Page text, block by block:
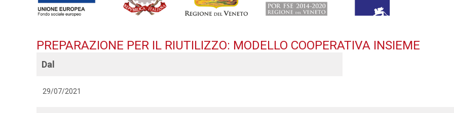
PREPARAZIONE PER IL RIUTILIZZO: MODELLO COOPERATIVA INSIEME
Dal
29/07/2021